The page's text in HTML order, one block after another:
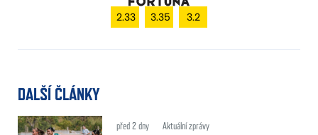
2.33 3.35 3.2
DALŠÍ ČLÁNKY
před 2 dny Aktuální zprávy